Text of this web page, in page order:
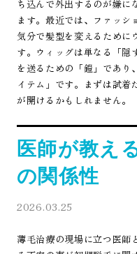
ち込んで外出するのが嫌に
ます。最近では、ファッシ
気分で髪型を変えるために
す。ウィッグは単なる「隠
を送るための「鎧」であり
イテム」です。まずは試着
が開けるかもしれません。
医師が教え
の関係性
2026.03.25
薄毛治療の現場に立つ医師